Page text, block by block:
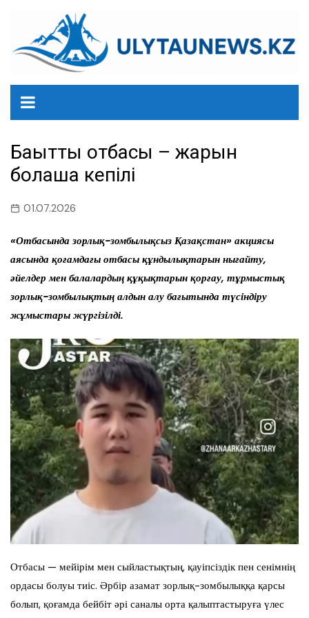
содержанию
Бақытты отбасы – жарқын
болашақ кепілі
01.07.2026
«Отбасында зорлық-зомбылықсыз Қазақстан» акциясы
аясында қоғамдағы отбасы құндылықтарын нығайту,
әйелдер мен балалардың құқықтарын қорғау, тұрмыстық
зорлық-зомбылықтың алдын алу бағытында түсіндіру
жұмыстары жүргізілді.
Отбасы — мейірім мен сыйластықтың, қауіпсіздік пен сенімнің
ордасы болуы тиіс. Әрбір азамат зорлық-зомбылыққа қарсы
болып, қоғамда бейбіт әрі саналы орта қалыптастыруға үлес